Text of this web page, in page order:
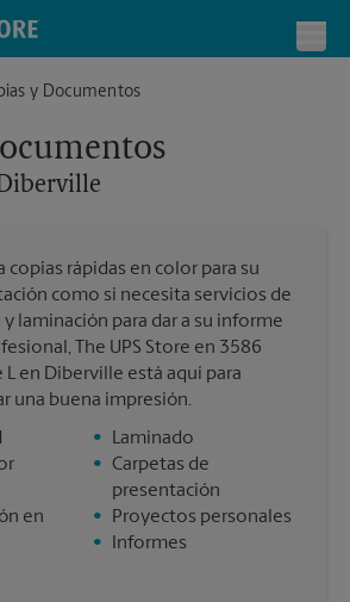
y Documentos
copias rápidas en color para su
como si necesita servicios de
laminación para dar a su informe
The UPS Store en 3586
L en Diberville está aquí para
una buena impresión.
en
•
Laminado
• Carpetas de
presentación
•
Proyectos personales
•
Informes